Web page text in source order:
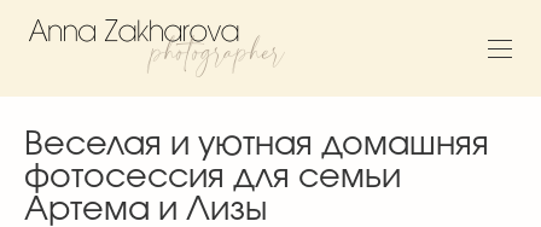
Веселая и уютная домашняя
фотосессия для семьи
Артема и Лизы